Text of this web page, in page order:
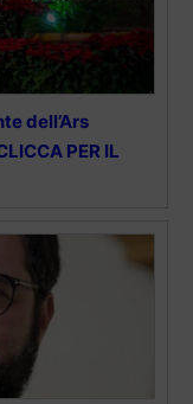
dell’Ars
PER IL